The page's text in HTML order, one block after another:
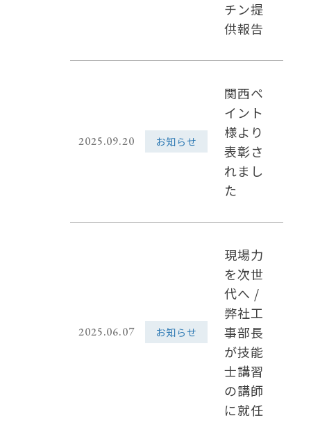
チン提
供報告
2025.09.20 お知らせ
関西ペ
イント
様より
表彰さ
れまし
た
2025.06.07 お知らせ
現場力
を次世
代へ /
弊社工
事部長
が技能
士講習
の講師
に就任